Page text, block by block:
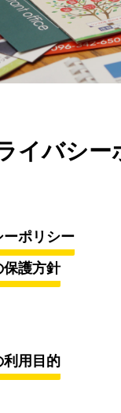
イバシー
ーポリシー
保護方針
利用目的